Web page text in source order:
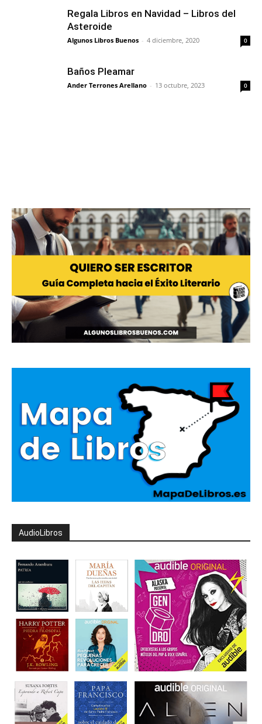
Regala Libros en Navidad – Libros del
Asteroide
Algunos Libros Buenos - 4 diciembre, 2020 0
Baños Pleamar
Ander Terrones Arellano - 13 octubre, 2023 0
AudioLibros